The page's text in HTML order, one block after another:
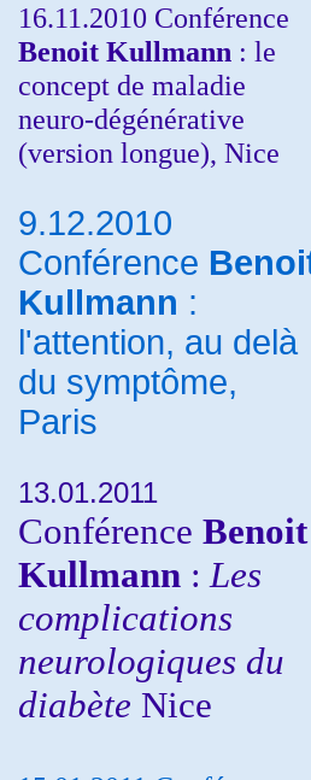
16.11.2010 Conférence
Benoit Kullmann : le
concept de maladie
neuro-dégénérative
(version longue), Nice
9.12.2010
Conférence
Kullmann :
l'attention, au delà
du symptôme,
Paris
13.01.2011
Conférence Benoit
Kullmann : Les
complications
neurologiques du
diabète Nice